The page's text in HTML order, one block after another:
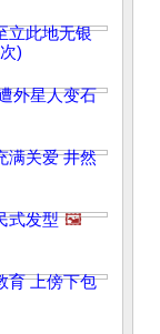
立此地无银
次)
外星人变石
满关爱 井然
式发型 🖼️
育 上傍下包